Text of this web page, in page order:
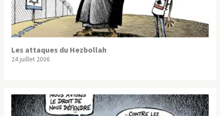
Les attaques du Hezbollah
24 juillet 2006